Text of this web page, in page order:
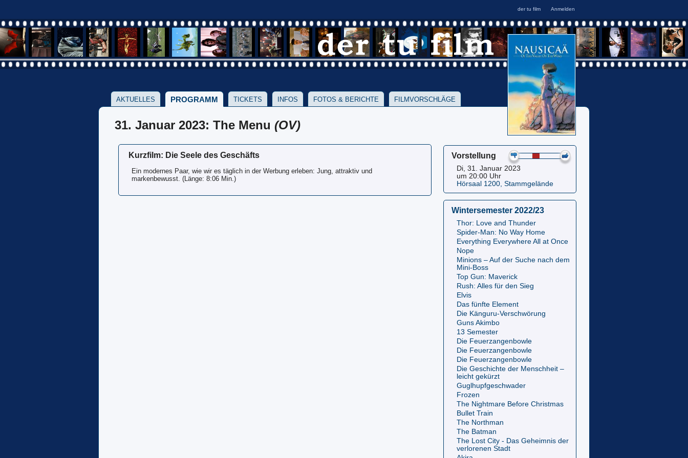
AKTUELLES PROGRAMM TICKETS INFOS FOTOS & BERICHTE FILMVORSCHLÄGE
Vorstellung
Di, 31. Januar 2023
um 20:00 Uhr
Hörsaal 1200, Stammgelände
Wintersemester 2022/23
Thor: Love and Thunder
Spider-Man: No Way Home
Everything Everywhere All at Once
Nope
Minions – Auf der Suche nach dem
Mini-Boss
Top Gun: Maverick
Rush: Alles für den Sieg
Elvis
Das fünfte Element
Die Känguru-Verschwörung
Guns Akimbo
13 Semester
Die Feuerzangenbowle
Die Feuerzangenbowle
Die Feuerzangenbowle
Die Geschichte der Menschheit –
leicht gekürzt
Guglhupfgeschwader
Frozen
The Nightmare Before Christmas
Bullet Train
The Northman
The Batman
The Lost City - Das Geheimnis der
verlorenen Stadt
31. Januar 2023: The Menu (OV)
Kurzfilm: Die Seele des Geschäfts
Ein modernes Paar, wie wir es täglich in der Werbung erleben: Jung, attraktiv und
markenbewusst. (Länge: 8:06 Min.)